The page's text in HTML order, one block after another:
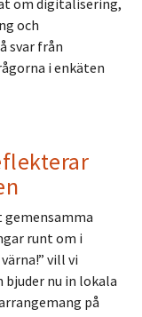
och
svar från
i enkäten
runt om i
vill vi
bjuder nu in lokala
på